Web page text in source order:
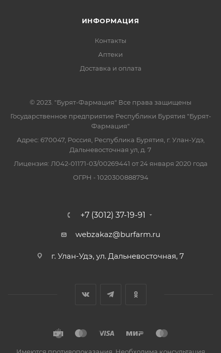
ИНФОРМАЦИЯ
Контакты
Аптеки
Доставка и оплата
© 2023. "Бурят-Фармация" Все права защищены
Государственное предприятие Республики Бурятия "Бурят-
Фармация"
Адрес: 670047, Россия, Республика Бурятия, г. Улан-Удэ,
Дальневосточная ул, д. 7
Лицензия: Л042-01171-03/00269441 от 24 января 2020 года
ОГРН - 1020300888794
+7 (3012) 37-19-91
webzakaz@burfarm.ru
г. Улан-Удэ, ул. Дальневосточная, 7